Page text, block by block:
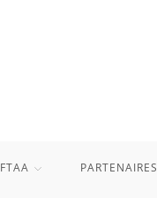
PARTENAIRES